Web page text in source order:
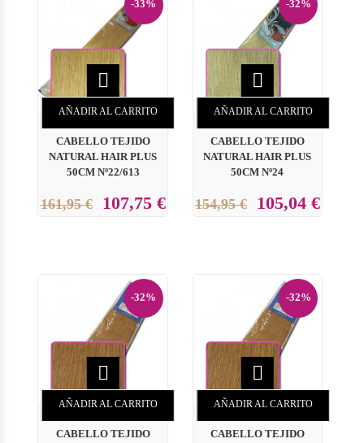
-33%

AÑADIR AL CARRITO
CABELLO TEJIDO
NATURAL HAIR PLUS
50CM Nº22/613
161,95 € 107,75 €
-32%

AÑADIR AL CARRITO
CABELLO TEJIDO
NATURAL HAIR PLUS
50CM Nº24
154,95 € 105,04 €
-32%

AÑADIR AL CARRITO
CABELLO TEJIDO
-32%

AÑADIR AL CARRITO
CABELLO TEJIDO